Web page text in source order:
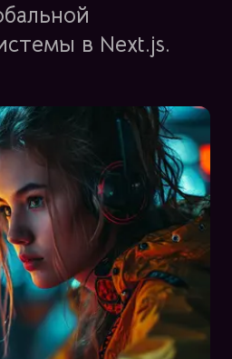
в Next.js.